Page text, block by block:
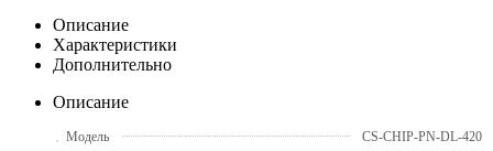
Описание
Характеристики
Дополнительно
Описание
Модель
CS-CHIP-PN-DL-420